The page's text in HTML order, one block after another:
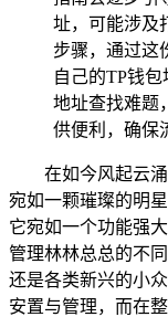
址，可能涉及
步骤，通过这
自己的TP钱
地址查找难题
供便利，确保
在如今风起云涌
宛如一颗璀璨的明
它宛如一个功能强
管理林林总总的不
还是各类新兴的小
安置与管理，而在